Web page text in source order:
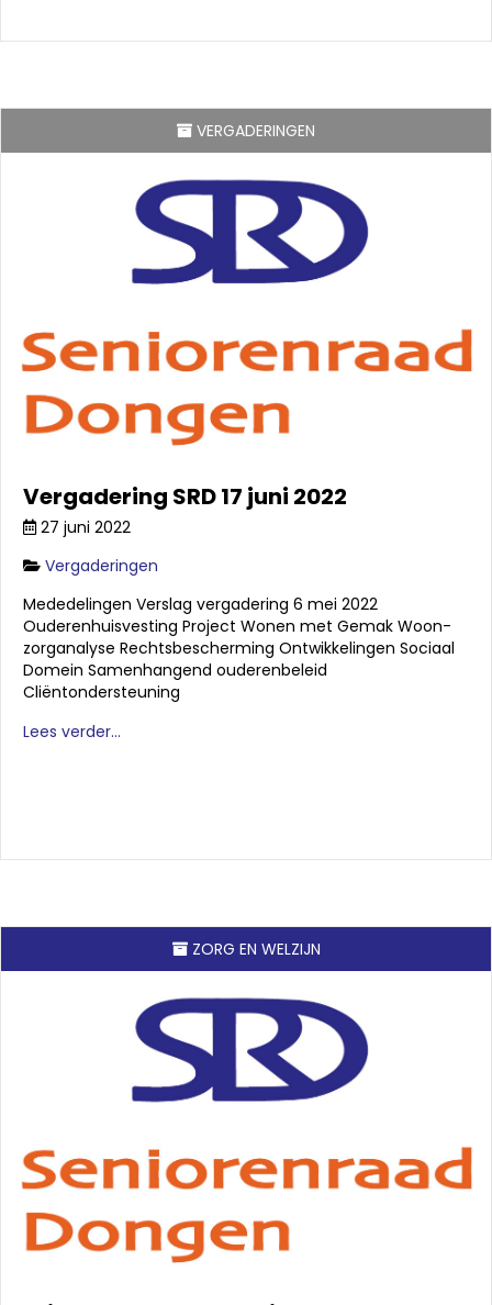
VERGADERINGEN
Vergadering SRD 17 juni 2022
27 juni 2022
Vergaderingen
Mededelingen Verslag vergadering 6 mei 2022
Ouderenhuisvesting Project Wonen met Gemak Woon-
zorganalyse Rechtsbescherming Ontwikkelingen Sociaal
Domein Samenhangend ouderenbeleid
Cliëntondersteuning
Lees verder...
ZORG EN WELZIJN